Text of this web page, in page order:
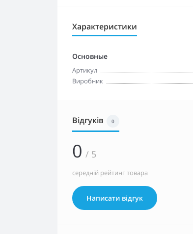
Характеристики
Основные
Артикул
Виробник
Відгуків 0
0 / 5
середній рейтинг товара
Написати відгук